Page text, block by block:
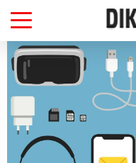
Головна Смартфони
реально зручно